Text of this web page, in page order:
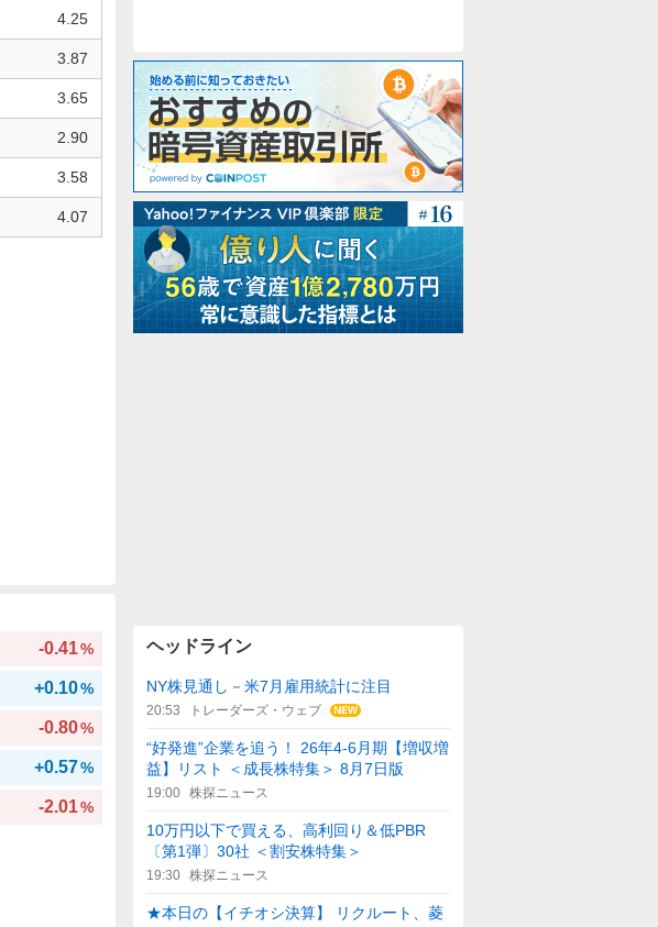
4.25
3.87
3.65
2.90
3.58
4.07
-0.41%
+0.10%
-0.80%
+0.57%
-2.01%
ヘッドライン
NY株見通し－米7月雇用統計に注目
20:53 トレーダーズ・ウェブ
“好発進”企業を追う！ 26年4-6月期【増収増
益】リスト ＜成長株特集＞ 8月7日版
19:00 株探ニュース
10万円以下で買える、高利回り＆低PBR
〔第1弾〕30社 ＜割安株特集＞
19:30 株探ニュース
★本日の【イチオシ決算】 リクルート、菱